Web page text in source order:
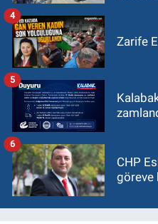
Zarife
4
5
CHP
göreve
6